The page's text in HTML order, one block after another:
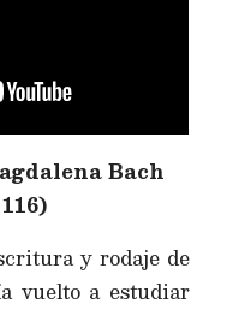
Bach
y rodaje de
vuelto a estudiar